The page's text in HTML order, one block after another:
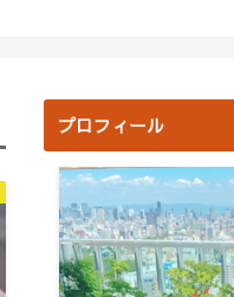
プロフィール